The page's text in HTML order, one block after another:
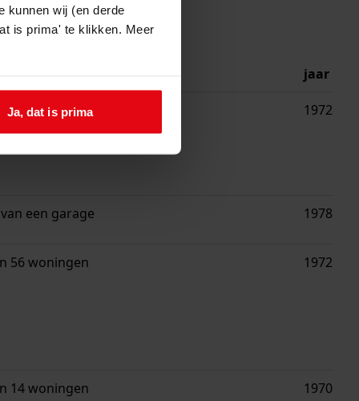
kunnen wij (en derde
is prima' te klikken. Meer
Ja, dat is prima
jaar
22 bejaardenwoningen 1972
een garage 1978
56 woningen 1972
14 woningen 1970